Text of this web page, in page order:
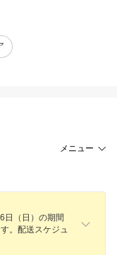
メニュー
日（日）の期間
。配送スケジュ